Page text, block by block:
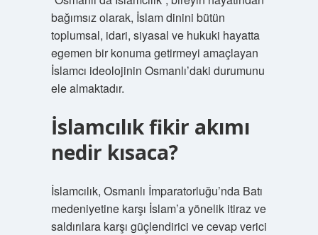
bağımsız olarak, İslam dinini bütün
toplumsal, idari, siyasal ve hukuki hayatta
egemen bir konuma getirmeyi amaçlayan
İslamcı ideolojinin Osmanlı’daki durumunu
ele almaktadır.
İslamcılık fikir akımı
nedir kısaca?
İslamcılık, Osmanlı İmparatorluğu’nda Batı
medeniyetine karşı İslam’a yönelik itiraz ve
saldırılara karşı güçlendirici ve cevap verici